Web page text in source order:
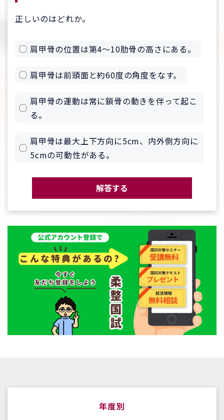
正しいのはどれか。
肩甲骨の位置は第4〜10肋骨の高さにある。
肩甲骨は前頭面と約60度の角度をなす。
肩甲骨の運動は常に鎖骨の動きを伴って起こ
る。
肩甲骨は最大上下方向に5cm、内外側方向に
5cmの可動性がある。
解答する
年度別